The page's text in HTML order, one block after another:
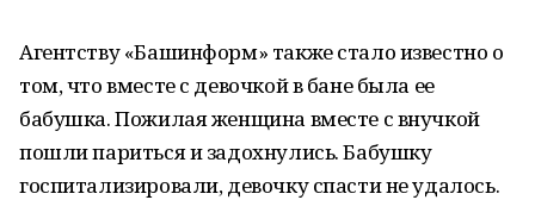
Агентству «Башинформ» также стало известно о
том, что вместе с девочкой в бане была ее
бабушка. Пожилая женщина вместе с внучкой
пошли париться и задохнулись. Бабушку
госпитализировали, девочку спасти не удалось.